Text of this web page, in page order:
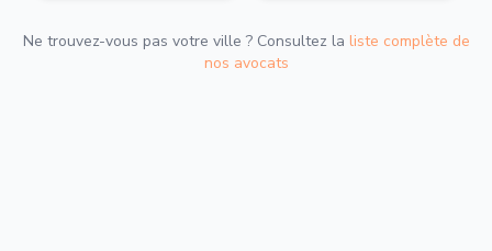
Ne trouvez-vous pas votre ville ? Consultez la liste complète de
nos avocats